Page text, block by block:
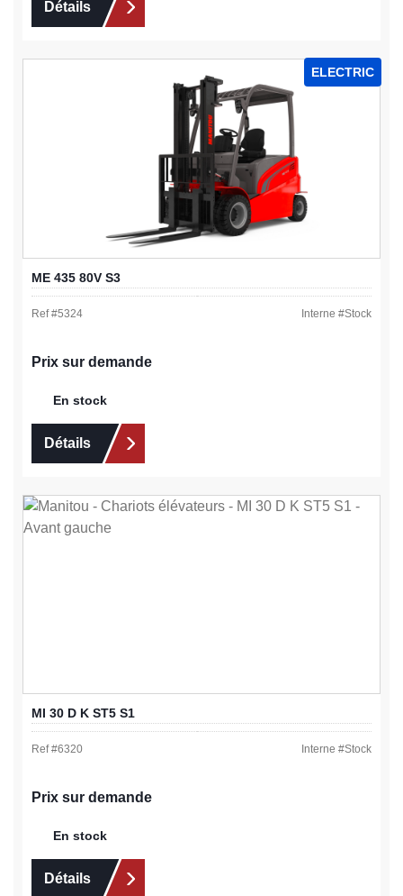
Détails
ELECTRIC
ME 435 80V S3
Ref #5324 Interne #Stock
Prix sur demande
En stock
Détails
MI 30 D K ST5 S1
Ref #6320 Interne #Stock
Prix sur demande
En stock
Détails